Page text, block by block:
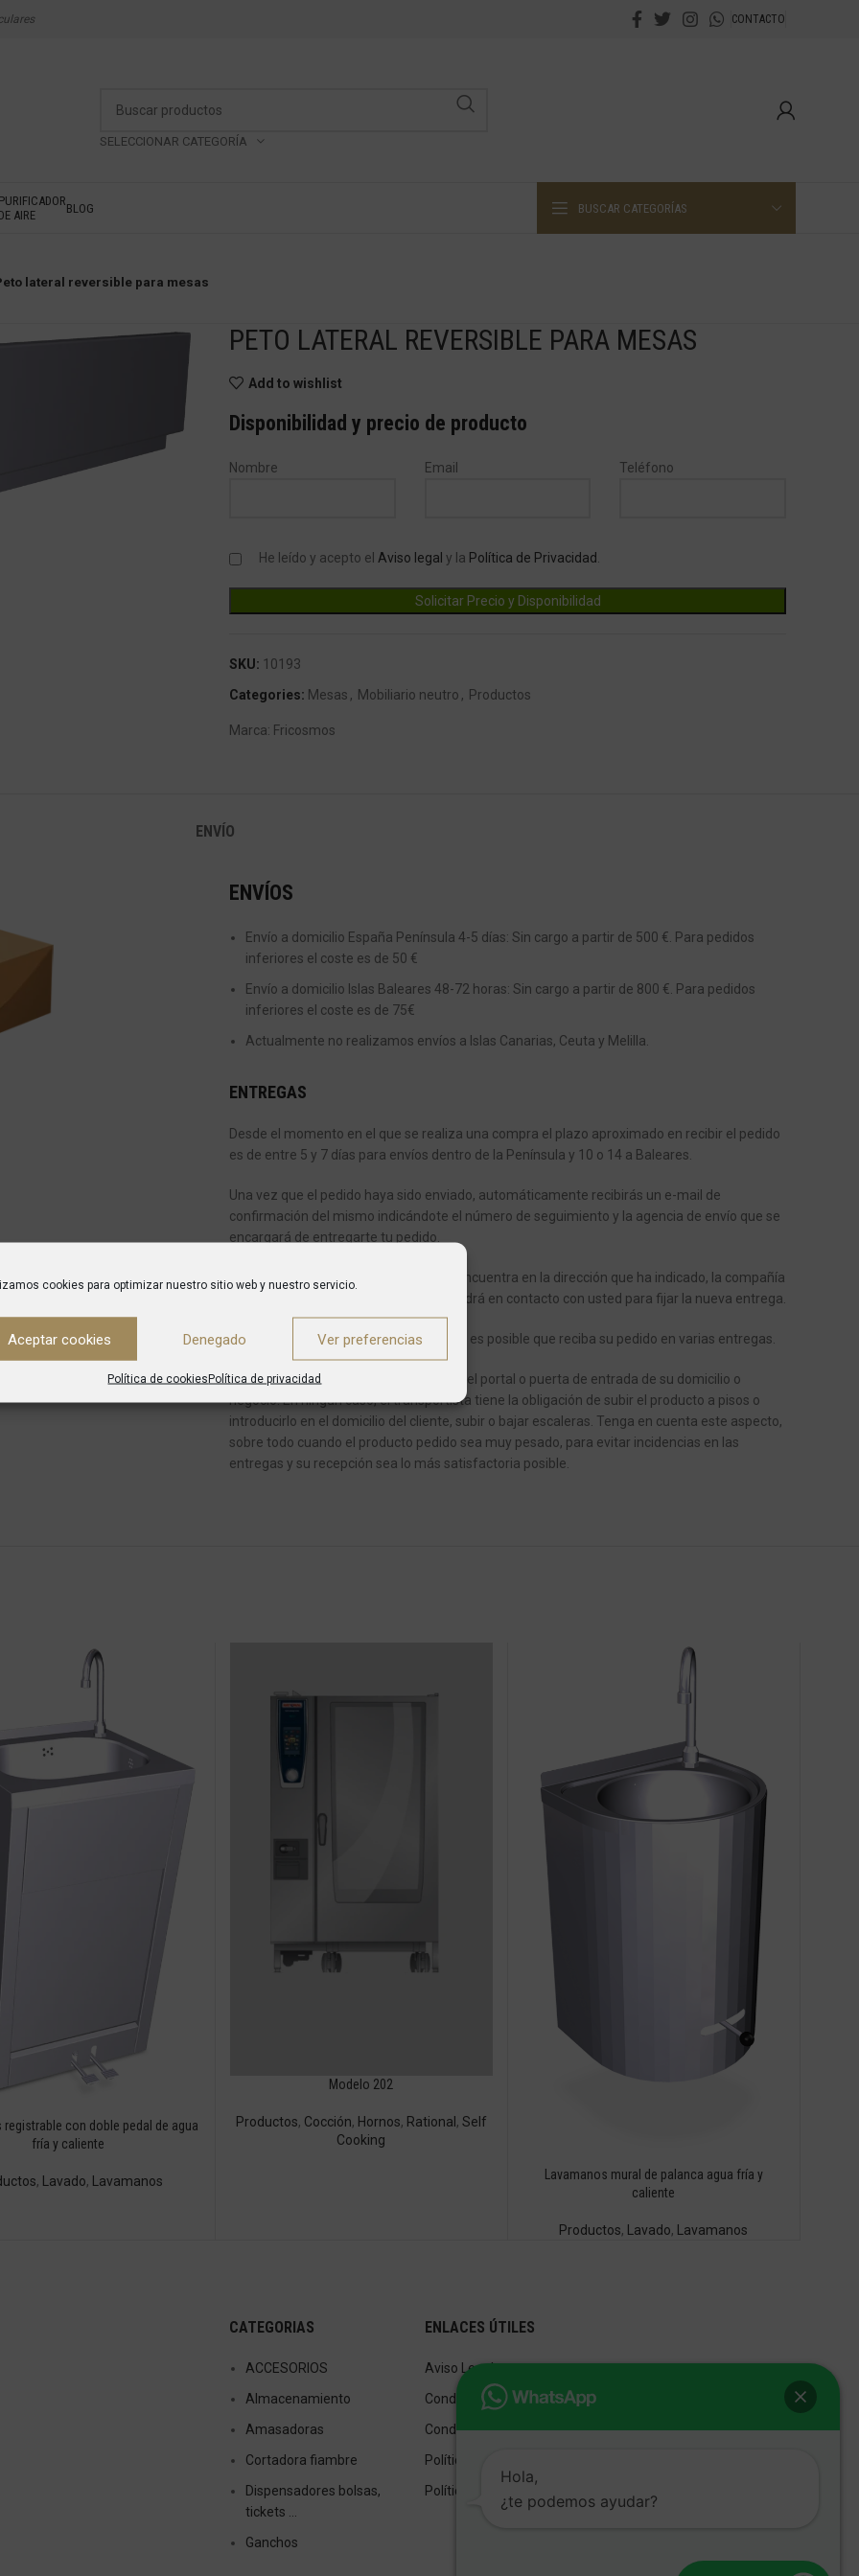
cookies para optimizar nuestro sitio web y nuestro servicio.
Aceptar cookies Denegado Ver preferencias
Política de cookiesPolítica de privacidad
CONTACTO
SELECCIONAR CATEGORÍA
AIRE
BLOG BUSCAR CATEGORÍAS
lateral reversible para mesas
PETO LATERAL REVERSIBLE PARA MESAS
Add to wishlist
Disponibilidad y precio de producto
Nombre Email Teléfono
He leído y acepto el Aviso legal y la Política de Privacidad
SKU: 10193
Categories: Mesas , Mobiliario neutro , Productos
Marca: Fricosmos
ENVÍO
ENVÍOS
Envío a domicilio España Península 4-5 días: Sin cargo a partir de 500 €. Para pedidos
inferiores el coste es de 50 €
Envío a domicilio Islas Baleares 48-72 horas: Sin cargo a partir de 800 €. Para pedidos
inferiores el coste es de 75€
Actualmente no realizamos envíos a Islas Canarias, Ceuta y Melilla.
ENTREGAS
Desde el momento en el que se realiza una compra el plazo aproximado en recibir el pedido
es de entre 5 y 7 días para envíos dentro de la Península y 10 o 14 a Baleares.
Una vez que el pedido haya sido enviado, automáticamente recibirás un e-mail de
confirmación del mismo indicándote el número de seguimiento y la agencia de envío que se
encargará de entregarte tu pedido.
Si en el momento de la entrega no se encuentra en la dirección que ha indicado, la compañía
de transportes dejará un aviso y se pondrá en contacto con usted para fijar la nueva entrega.
En caso de pedidos con varios artículos, es posible que reciba su pedido en varias entregas.
El producto será entregado siempre en el portal o puerta de entrada de su domicilio o
negocio.En ningún caso, el transportista tiene la obligación de subir el producto a pisos o
introducirlo en el domicilio del cliente, subir o bajar escaleras. Tenga en cuenta este aspecto,
sobre todo cuando el producto pedido sea muy pesado, para evitar incidencias en las
entregas y su recepción sea lo más satisfactoria posible.
registrable con doble pedal de agua
fría y caliente
, Lavado, Lavamanos
Modelo 202
Productos, Cocción, Hornos, Rational , Self
Cooking
Lavamanos mural de palanca agua fría y
caliente
Productos, Lavado, Lavamanos
CATEGORIAS
ACCESORIOS
Almacenamiento
Amasadoras
Cortadora fiambre
Dispensadores bolsas,
tickets …
Ganchos
ENLACES ÚTILES
Aviso Legal
Condiciones de Venta
Condiciones de Uso
Política de privacidad
Política de cookies
Hola,
¿te podemos ayudar?